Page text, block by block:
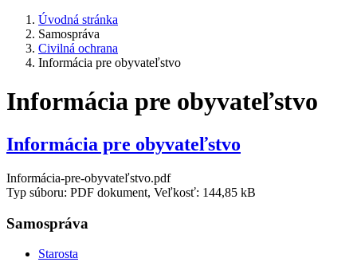
Úvodná stránka
Samospráva
Civilná ochrana
Informácia pre obyvateľstvo
Informácia pre obyvateľstvo
Informácia pre obyvateľstvo
Informácia-pre-obyvateľstvo.pdf
Typ súboru: PDF dokument, Veľkosť: 144,85 kB
Samospráva
Starosta